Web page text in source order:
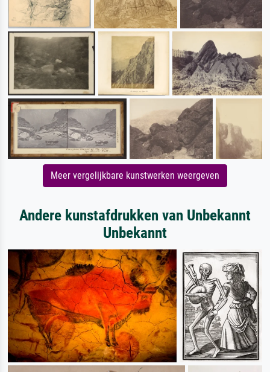
Meer vergelijkbare kunstwerken weergeven
Andere kunstafdrukken van Unbekannt
Unbekannt